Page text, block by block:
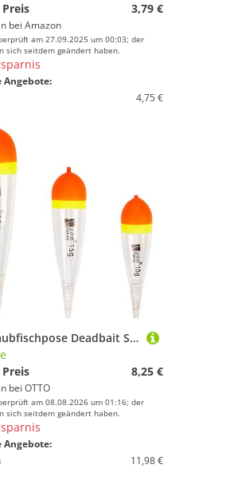
3,79 €
bei Amazon
am 27.09.2025 um 00:03; der
sich seitdem geändert haben.
Angebote:
4,75 €
Zite Raubfischpose Deadbait Schwimmer, (Durchlaufposen-Set, 3-St), Zum Ansetzen und Schleppangeln
8,25 €
bei OTTO
am 08.08.2026 um 01:16; der
sich seitdem geändert haben.
Angebote:
11,98 €